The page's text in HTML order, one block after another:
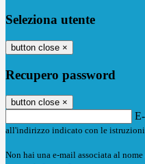
Seleziona utente
button close ×
Recupero password
button close ×
all'indirizzo indicato con le istruzioni
Non hai una e-mail associata al